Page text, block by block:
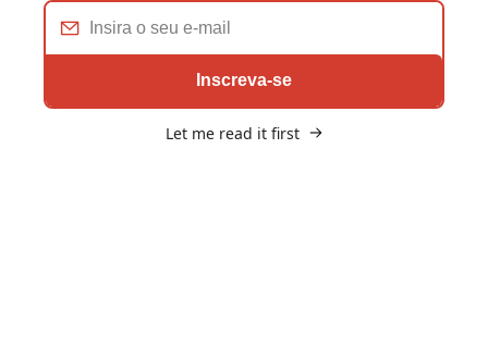
Inscreva-se
Let me read it first